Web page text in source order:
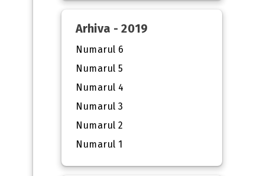
Arhiva - 2019
Numarul 6
Numarul 5
Numarul 4
Numarul 3
Numarul 2
Numarul 1